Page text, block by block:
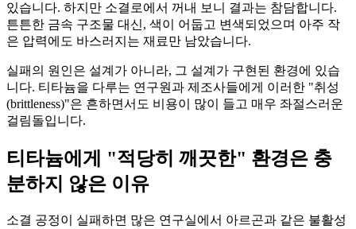
있습니다. 하지만 소결로에서 꺼내 보니 결과는 참담합니다.
튼튼한 금속 구조물 대신, 색이 어둡고 변색되었으며 아주 작
은 압력에도 바스러지는 재료만 남았습니다.
실패의 원인은 설계가 아니라, 그 설계가 구현된 환경에 있습
니다. 티타늄을 다루는 연구원과 제조사들에게 이러한 "취성
(brittleness)"은 흔하면서도 비용이 많이 들고 매우 좌절스러운
걸림돌입니다.
티타늄에게 "적당히 깨끗한" 환경은 충
분하지 않은 이유
소결 공정이 실패하면 많은 연구실에서 아르곤과 같은 불활성